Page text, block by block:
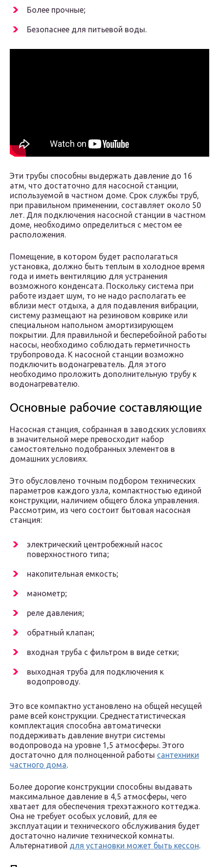
Более прочные;
Безопаснее для питьевой воды.
Эти трубы способны выдержать давление до 16
атм, что достаточно для насосной станции,
используемой в частном доме. Срок службы труб,
при правильном применении, составляет около 50
лет. Для подключения насосной станции в частном
доме, необходимо определиться с местом ее
расположения.
Помещение, в котором будет располагаться
установка, должно быть теплым в холодное время
года и иметь вентиляцию для устранения
возможного конденсата. Поскольку система при
работе издает шум, то не надо располагать ее
вблизи мест отдыха, а для подавления вибрации,
систему размещают на резиновом коврике или
специальном напольном амортизирующем
покрытии. Для правильной и бесперебойной работы
насосы, необходимо соблюдать герметичность
трубопровода. К насосной станции возможно
подключить водонагреватель. Для этого
необходимо проложить дополнительную трубу к
водонагревателю.
Основные рабочие составляющие
Насосная станция, собранная в заводских условиях
в значительной мере превосходит набор
самостоятельно подобранных элементов в
домашних условиях.
Это обусловлено точным подбором технических
параметров каждого узла, компактностью единой
конструкции, наличием общего блока управления.
Рассмотрим, из чего состоит бытовая насосная
станция:
электрический центробежный насос
поверхностного типа;
накопительная емкость;
манометр;
реле давления;
обратный клапан;
входная труба с фильтром в виде сетки;
выходная труба для подключения к
водопроводу.
Это все компактно установлено на общей несущей
раме всей конструкции. Среднестатистическая
комплектация способна автоматически
поддерживать давление внутри системы
водопровода на уровне 1,5 атмосферы. Этого
достаточно для полноценной работы сантехники
частного дома.
Более дорогие конструкции способны выдавать
максимальное давление в 4,5 атмосферы, чего
хватает для обеспечения трехэтажного коттеджа.
Она не требует особых условий, для ее
эксплуатации и технического обслуживания будет
достаточно наличие технической комнаты.
Альтернативой для установки может быть кессон.